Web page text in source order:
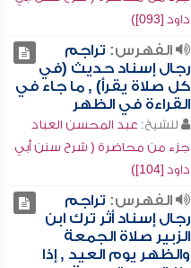
داود [093])
الفهرس: تراجم
رجال إسناد حديث (في
كل صلاة يقرأ) , ما جاء في
القراءة في الظهر
للشيخ: عبد المحسن العباد
جزء من محاضرة ( شرح سنن أبي
داود [104])
الفهرس: تراجم
رجال إسناد أثر ترك ابن
الزبير صلاة الجمعة
والظهر يوم العيد , إذا